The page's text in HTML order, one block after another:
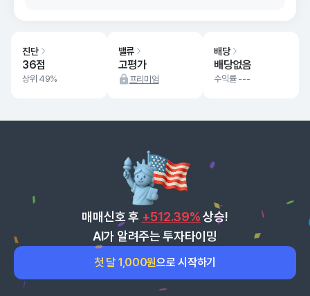
진단
36점
상위 49%
밸류
고평가
프리미엄
배당
배당없음
수익률 ---
매매신호 후 +512.39% 상승!
AI가 알려주는 투자타이밍
첫 달 1,000원으로 시작하기